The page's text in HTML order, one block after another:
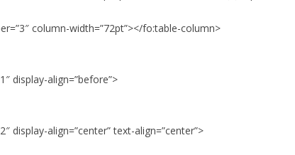
column-width=”72pt”></fo:table-column>
display-align=”before”>
display-align=”center” text-align=”center”>